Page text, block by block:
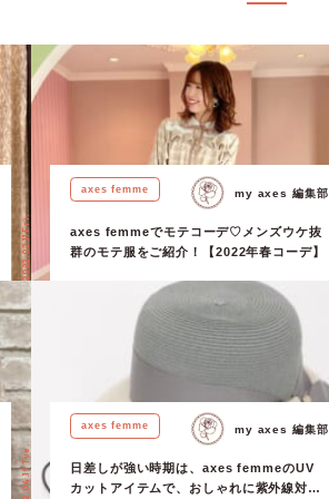
2022.02.11 Fri.
axes femme
axes femmeでモテコーデ♡メンズウケ抜
群のモテ服をご紹介！【2022年春コーデ】
my axes 編集部
2022.04.19 Tue.
axes femme
日差しが強い時期は、axes femmeのUV
カットアイテムで、おしゃれに紫外線対策
my axes 編集部